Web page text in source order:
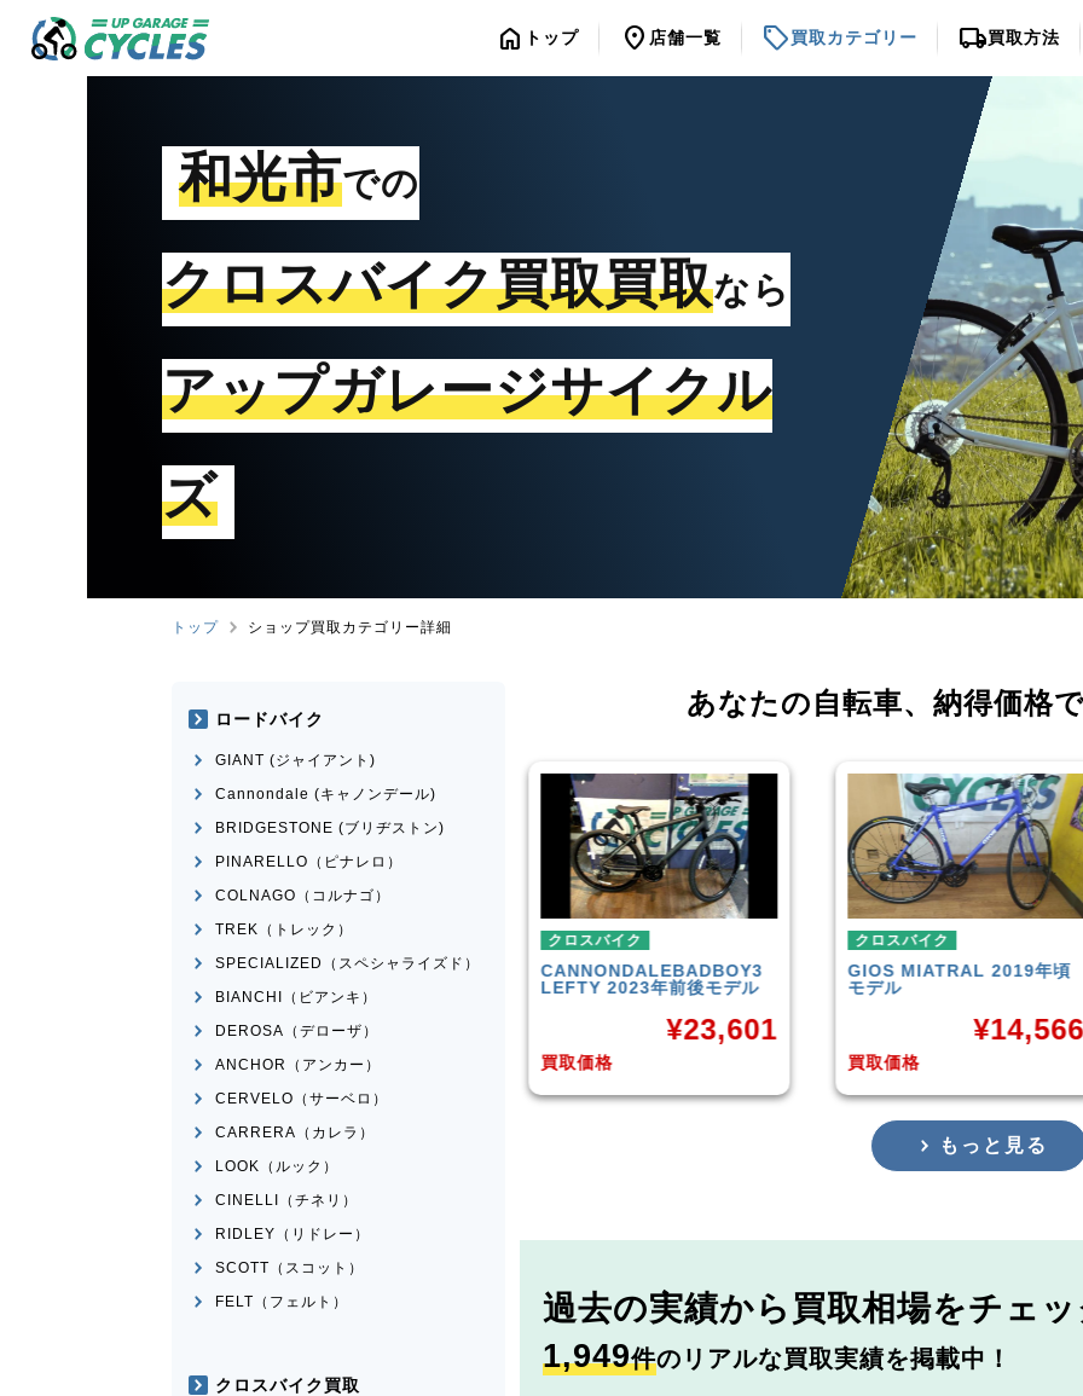
home トップ location_on 店舗一覧 sell買取カテゴリー local_shipping買取方法
和光市での
クロスバイク買取買取なら
アップガレージサイクル
ズ
トップ ショップ買取カテゴリー詳細
あなたの自転車、 納得価格
クロスバイク
CANNONDALE BADBOY3
LEFTY 2023年前後モデル
買取価格
クロスバイク
GIOSMIATRAL 2019年頃
モデル
買取価格
¥14,566
クロスバイク
TREKFX3 Disc 2019年
モデル
買取価格
¥
もっと見る
過去の実績から 買取相場をチェ
1,949件のリアルな買取実績を掲載中！
ロードバイク
GIANT (ジャイアント)
Cannondale (キャノンデール)
BRIDGESTONE (ブリヂストン)
PINARELLO（ピナレロ）
COLNAGO（コルナゴ）
TREK（トレック）
SPECIALIZED（スペシャライズド）
BIANCHI（ビアンキ）
DEROSA（デローザ）
ANCHOR（アンカー）
CERVELO（サーベロ）
CARRERA（カレラ）
LOOK（ルック）
CINELLI（チネリ）
RIDLEY（リドレー）
SCOTT（スコット）
FELT（フェルト）
クロスバイク買取